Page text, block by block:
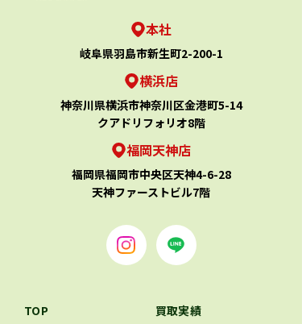
本社
岐阜県羽島市新生町2-200-1
横浜店
神奈川県横浜市神奈川区金港町5-14
クアドリフォリオ8階
福岡天神店
福岡県福岡市中央区天神4-6-28
天神ファーストビル7階
TOP
買取実績